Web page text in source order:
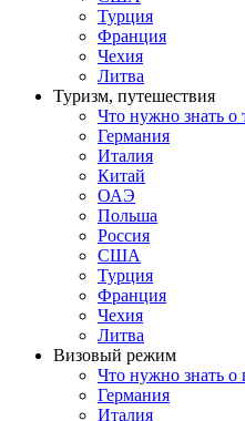
Турция
Франция
Чехия
Литва
Туризм, путешествия
Что нужно знать о
Германия
Италия
Китай
ОАЭ
Польша
Россия
США
Турция
Франция
Чехия
Литва
Визовый режим
Что нужно знать
Германия
Италия